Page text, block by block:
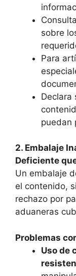
sobre
Para
Declara
puedan
2. Embalaje
Deficiente
Un embalaje
el contenido,
rechazo por
aduaneras
Problemas
Uso de